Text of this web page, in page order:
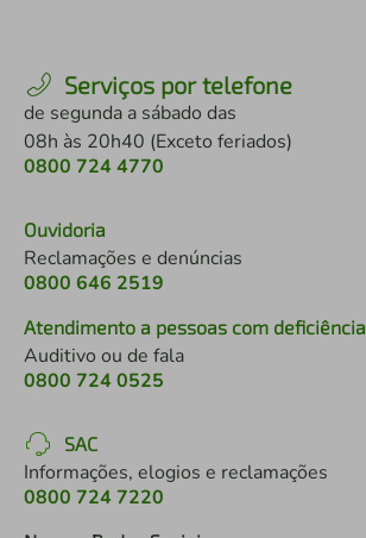
Serviços por telefone
de segunda a sábado das
08h às 20h40 (Exceto feriados)
0800 724 4770
Ouvidoria
Reclamações e denúncias
0800 646 2519
Atendimento a pessoas com deficiência
Auditivo ou de fala
0800 724 0525
SAC
Informações, elogios e reclamações
0800 724 7220